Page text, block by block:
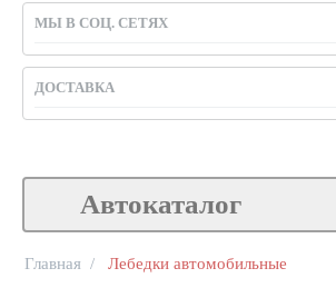
МЫ В СОЦ. СЕТЯХ
ДОСТАВКА
Автокаталог
Главная / Лебедки автомобильные